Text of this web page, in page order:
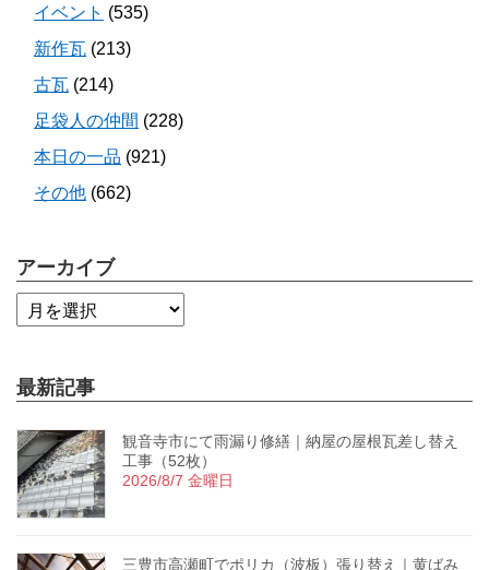
イベント (535)
新作瓦 (213)
古瓦 (214)
足袋人の仲間 (228)
本日の一品 (921)
その他 (662)
アーカイブ
最新記事
観音寺市にて雨漏り修繕｜納屋の屋根瓦差し替え
工事（52枚）
2026/8/7 金曜日
三豊市高瀬町でポリカ（波板）張り替え｜黄ばみ